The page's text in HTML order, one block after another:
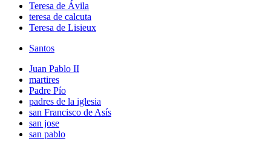
Teresa de Ávila
teresa de calcuta
Teresa de Lisieux
Santos
Juan Pablo II
martires
Padre Pío
padres de la iglesia
san Francisco de Asís
san jose
san pablo